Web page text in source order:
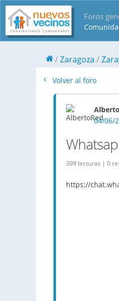
Foros
Zaragoza
Volver al foro
04/06/
399 lecturas | 0
https://